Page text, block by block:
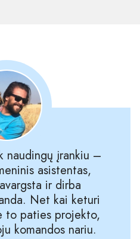
naudingų įrankiu –
asistentas,
ir dirba
Net kai keturi
to paties projekto,
komandos nariu.